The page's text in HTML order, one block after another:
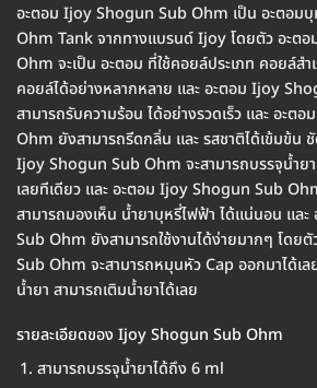
อะตอม Ijoy Shogun Sub Ohm เป็น อะตอมบุ
Ohm Tank จากทางแบรนด์ Ijoy โดยตัว อะต
Ohm จะเป็น อะตอม ที่ใช้คอยล์ประเภท คอยล์สำ
คอยล์ได้อย่างหลากหลาย และ อะตอม Ijoy
สามารถรับความร้อน ได้อย่างรวดเร็ว และ อะต
Ohm ยังสามารถรีดกลิ่น และ รสชาติได้เข้มข้น
Ijoy Shogun Sub Ohm จะสามารถบรรจุน้ำย
เลยทีเดียว และ อะตอม Ijoy Shogun Sub
สามารถมองเห็น น้ำยาบุหรี่ไฟฟ้า ได้แน่นอน แล
Sub Ohm ยังสามารถใช้งานได้ง่ายมากๆ โดย
Sub Ohm จะสามารถหมุนหัว Cap ออกมาได้เล
น้ำยา สามารถเติมน้ำยาได้เลย
รายละเอียดของ Ijoy Shogun Sub Ohm
สามารถบรรจุน้ำยาได้ถึง 6 ml